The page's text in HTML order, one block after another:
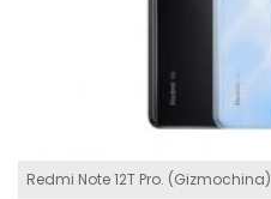
Redmi Note 12T Pro. (Gizmochina)